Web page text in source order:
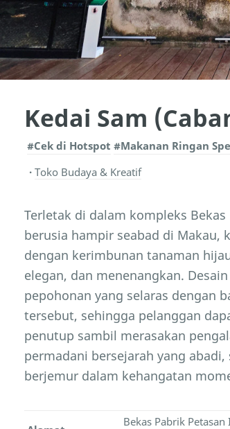
Kedai Sam
#Cek di Hotspot #Makanan Ringan
Toko Budaya & Kreatif
Terletak di dalam kompleks
berusia hampir seabad di Makau,
dengan kerimbunan tanaman
elegan, dan menenangkan.
pepohonan yang selaras dengan
tersebut, sehingga pelanggan
penutup sambil merasakan
permadani bersejarah yang
berjemur dalam kehangatan
Bekas Pabrik